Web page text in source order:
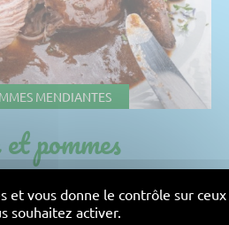
MENDIANTES
pommes
: 1 h
et vous donne le contrôle sur ceux
souhaitez activer.